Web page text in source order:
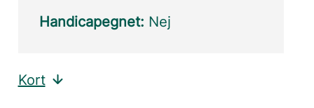
Handicapegnet: Nej
Kort